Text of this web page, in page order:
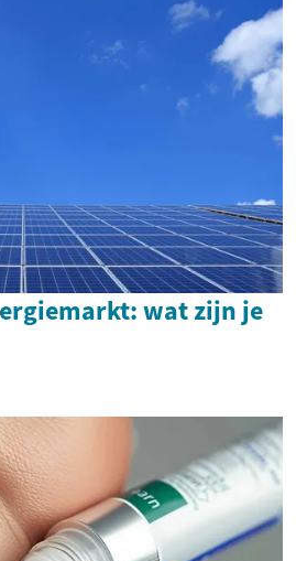
wat zijn je